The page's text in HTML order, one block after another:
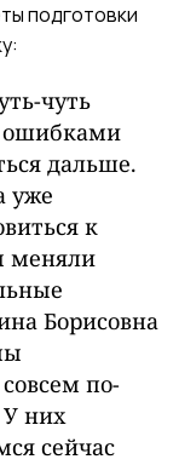
подготовки
чуть
ошибками
дальше.
уже
к
меняли
Борисовна
по-
У них
сейчас